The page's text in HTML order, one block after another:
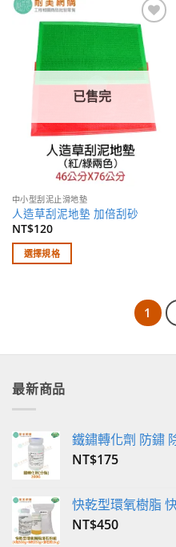
品
選
擇
選
願望
清單
已售完
中小型刮泥止滑地墊
人造草刮泥地墊 加倍刮砂
NT$120
選擇規格
種
式。
可
產
品
選
擇
選
1
最新商品
鐵鏽轉化劑 防鏽
NT$175
快乾型環氧樹脂
NT$450